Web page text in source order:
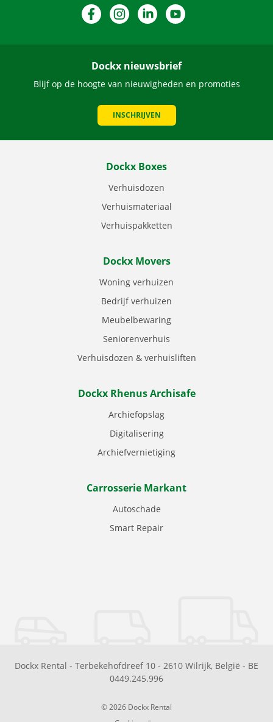
FacebookInstagramLinkedIn
Dockx nieuwsbrief
Blijf op de hoogte van nieuwigheden en promoties
INSCHRIJVEN
Dockx Boxes
Verhuisdozen
Verhuismateriaal
Verhuispakketten
Dockx Movers
Woning verhuizen
Bedrijf verhuizen
Meubelbewaring
Seniorenverhuis
Verhuisdozen & verhuisliften
Dockx Rhenus Archisafe
Archiefopslag
Digitalisering
Archiefvernietiging
Carrosserie Markant
Autoschade
Smart Repair
Dockx Rental - Terbekehofdreef 10 - 2610 Wilrijk, België - BE
0449.245.996
© 2026 Dockx Rental